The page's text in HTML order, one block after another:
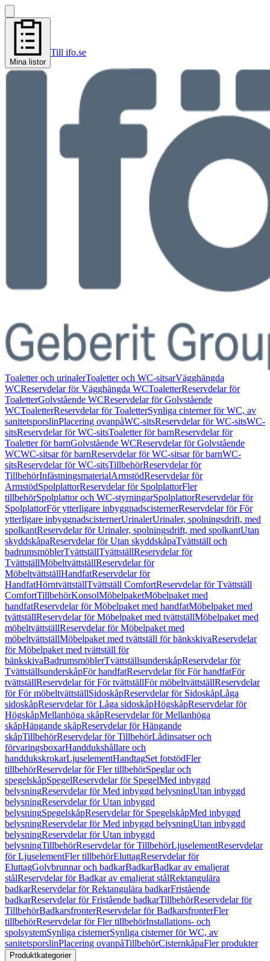
Mina listor
Till ifo.se
Toaletter och urinalerToaletter och WC-sitsarVägghängda
WCReservdelar för Vägghängda WCToaletterReservdelar för
ToaletterGolvstående WCReservdelar för Golvstående
WCToaletterReservdelar för ToaletterSynliga cisterner för WC, av
sanitetsporslinPlacering ovanpåWC-sitsReservdelar för WC-sitsWC-
sitsReservdelar för WC-sitsToaletter för barnReservdelar för
Toaletter för barnGolvstående WCReservdelar för Golvstående
WCWC-sitsar för barnReservdelar för WC-sitsar för barnWC-
sitsReservdelar för WC-sitsTillbehörReservdelar för
TillbehörInfästningsmaterialArmstödReservdelar för
ArmstödSpolplattorReservdelar för SpolplattorFler
tillbehörSpolplattor och WC-styrningarSpolplattorReservdelar för
SpolplattorFör ytterligare inbyggnadscisternerReservdelar för För
ytterligare inbyggnadscisternerUrinalerUrinaler, spolningsdrift, med
spolkantReservdelar för Urinaler, spolningsdrift, med spolkantUtan
skyddskåpaReservdelar för Utan skyddskåpaTvättställ och
badrumsmöblerTvättställTvättställReservdelar för
TvättställMöbeltvättställReservdelar för
MöbeltvättställHandfatReservdelar för
HandfatHörntvättställTvättställ ComfortReservdelar för Tvättställ
ComfortTillbehörKonsolMöbelpaketMöbelpaket med
handfatReservdelar för Möbelpaket med handfatMöbelpaket med
tvättställReservdelar för Möbelpaket med tvättställMöbelpaket med
möbeltvättställReservdelar för Möbelpaket med
möbeltvättställMöbelpaket med tvättställ för bänkskivaReservdelar
för Möbelpaket med tvättställ för
bänkskivaBadrumsmöblerTvättställsunderskåpReservdelar för
TvättställsunderskåpFör handfatReservdelar för För handfatFör
tvättställReservdelar för För tvättställFör möbeltvättställReservdelar
för För möbeltvättställSidoskåpReservdelar för SidoskåpLåga
sidoskåpReservdelar för Låga sidoskåpHögskåpReservdelar för
HögskåpMellanhöga skåpReservdelar för Mellanhöga
skåpHängande skåpReservdelar för Hängande
skåpTillbehörReservdelar för TillbehörLådinsatser och
förvaringsboxarHanddukshållare och
handdukskrokarLjuselementHandtagSet fotstödFler
tillbehörReservdelar för Fler tillbehörSpeglar och
spegelskåpSpegelReservdelar för SpegelMed inbyggd
belysningReservdelar för Med inbyggd belysningUtan inbyggd
belysningReservdelar för Utan inbyggd
belysningSpegelskåpReservdelar för SpegelskåpMed inbyggd
belysningReservdelar för Med inbyggd belysningUtan inbyggd
belysningReservdelar för Utan inbyggd
belysningTillbehörReservdelar för TillbehörLjuselementReservdelar
för LjuselementFler tillbehörEluttagReservdelar för
EluttagGolvbrunnar och badkarBadkarBadkar av emaljerat
stålReservdelar för Badkar av emaljerat stålRektangulära
badkarReservdelar för Rektangulära badkarFristående
badkarReservdelar för Fristående badkarTillbehörReservdelar för
TillbehörBadkarsfronterReservdelar för BadkarsfronterFler
tillbehörReservdelar för Fler tillbehörInstallations- och
spolsystemSynliga cisternerSynliga cisterner för WC, av
sanitetsporslinPlacering ovanpåTillbehörCisternkåpaFler produkter
Produktkategorier